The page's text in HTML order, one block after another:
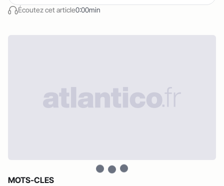
Écoutez cet article0:00min
MOTS-CLES